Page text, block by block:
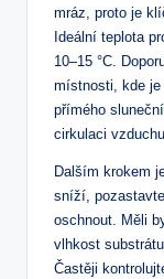
‍mráz, proto je
Ideální teplota
10–15 °C.
místnosti, kde​ je
přímého
cirkulaci
Dalším krokem
sníží,
oschnout. Měli
vlhkost
Častěji